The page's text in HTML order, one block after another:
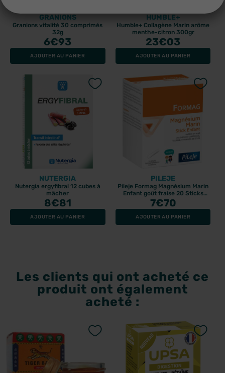
GRANIONS
Granions vitalité 30 comprimés
32g
6€93
AJOUTER AU PANIER
HUMBLE+
Humble+ Collagène Marin arôme
menthe-citron 300gr
23€03
AJOUTER AU PANIER
NUTERGIA
Nutergia ergyfibral 12 cubes à
mâcher
8€81
AJOUTER AU PANIER
PILEJE
Pileje Formag Magnésium Marin
Enfant goût fraise 20 Sticks
orodispersibles
7€70
AJOUTER AU PANIER
Les clients qui ont acheté ce
produit ont également
acheté :